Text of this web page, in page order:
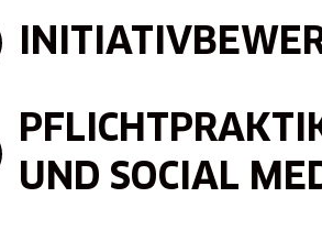
UND SOCIAL